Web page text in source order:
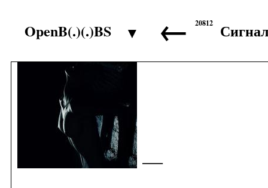
OpenB(.)(.)BS ▼ ← Сигнал
20812
>10226
—